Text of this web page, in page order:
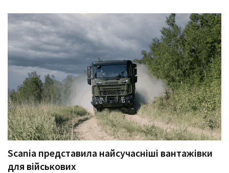
Scania представила найсучасніші вантажівки
для військових